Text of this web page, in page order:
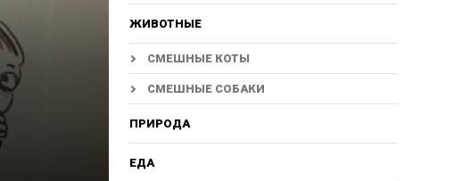
ЖИВОТНЫЕ
СМЕШНЫЕ КОТЫ
СМЕШНЫЕ СОБАКИ
ПРИРОДА
ЕДА